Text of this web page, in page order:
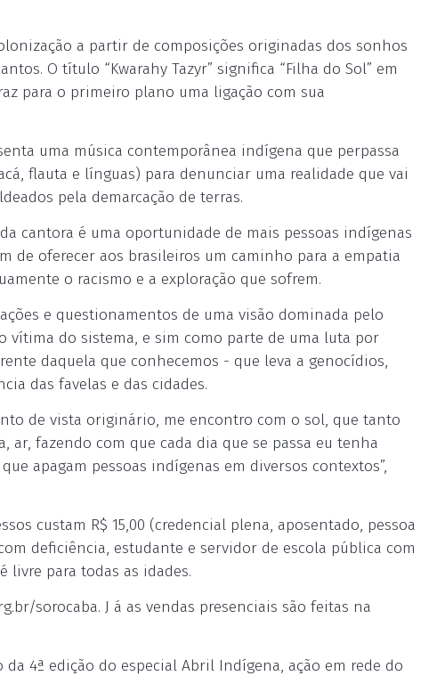
a partir de composições originadas dos sonhos
O título “Kwarahy Tazyr” significa “Filha do Sol” em
para o primeiro plano uma ligação com sua
uma música contemporânea indígena que perpassa
flauta e línguas) para denunciar uma realidade que vai
pela demarcação de terras.
cantora é uma oportunidade de mais pessoas indígenas
de oferecer aos brasileiros um caminho para a empatia
o racismo e a exploração que sofrem.
e questionamentos de uma visão dominada pelo
vítima do sistema, e sim como parte de uma luta por
daquela que conhecemos - que leva a genocídios,
das favelas e das cidades.
de vista originário, me encontro com o sol, que tanto
ar, fazendo com que cada dia que se passa eu tenha
apagam pessoas indígenas em diversos contextos”,
custam R$ 15,00 (credencial plena, aposentado, pessoa
deficiência, estudante e servidor de escola pública com
livre para todas as idades.
sorocaba. J á as vendas presenciais são feitas na
4ª edição do especial Abril Indígena, ação em rede do